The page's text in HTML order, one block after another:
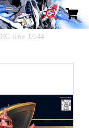
HG และ 1/144